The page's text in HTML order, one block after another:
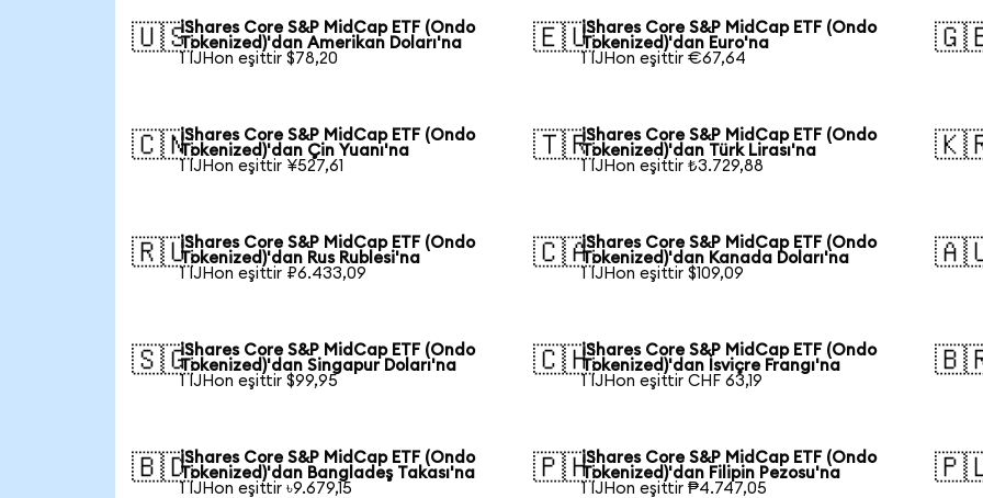
🇺🇸iShares Core S&P MidCap ETF (Ondo
Tokenized)'dan Amerikan Doları'na
1 IJHon eşittir $78,20
🇪🇺iShares Core S&P MidCap ETF (Ondo
Tokenized)'dan Euro'na
1 IJHon eşittir €67,64
🇨🇳iShares Core S&P MidCap ETF (Ondo
Tokenized)'dan Çin Yuanı'na
1 IJHon eşittir ¥527,61
🇹🇷iShares Core S&P MidCap ETF (Ondo
Tokenized)'dan Türk Lirası'na
1 IJHon eşittir ₺3.729,88
🇷🇺iShares Core S&P MidCap ETF (Ondo
Tokenized)'dan Rus Rublesi'na
1 IJHon eşittir ₽6.433,09
🇨🇦iShares Core S&P MidCap ETF (Ondo
Tokenized)'dan Kanada Doları'na
1 IJHon eşittir $109,09
🇸🇬iShares Core S&P MidCap ETF (Ondo
Tokenized)'dan Singapur Doları'na
1 IJHon eşittir $99,95
🇨🇭iShares Core S&P MidCap ETF (Ondo
Tokenized)'dan İsviçre Frangı'na
1 IJHon eşittir CHF 63,19
🇧🇩iShares Core S&P MidCap ETF (Ondo
Tokenized)'dan Bangladeş Takası'na
1 IJHon eşittir ৳9.679,15
🇵🇭iShares Core S&P MidCap ETF (Ondo
Tokenized)'dan Filipin Pezosu'na
1 IJHon eşittir ₱4.747,05